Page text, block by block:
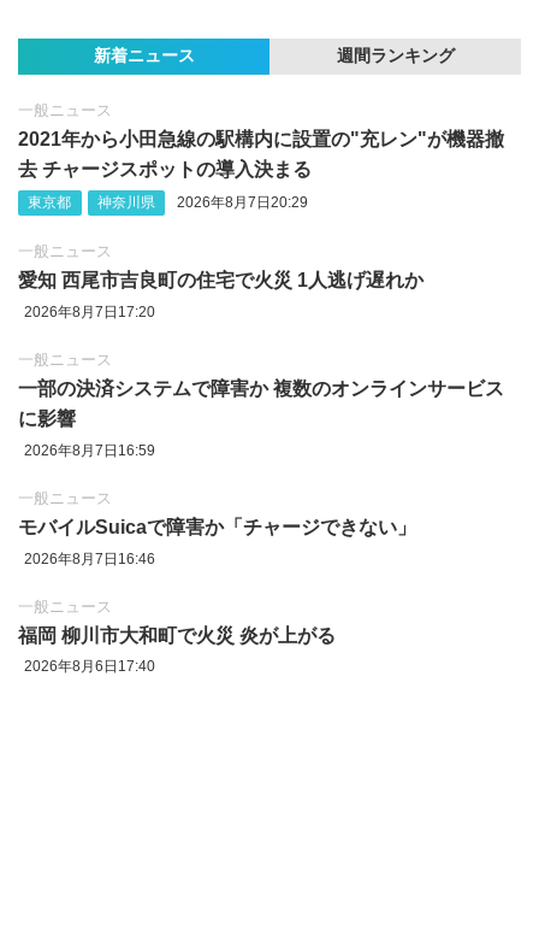
新着ニュース 週間ランキング
一般ニュース
2021年から小田急線の駅構内に設置の"充レン"が機器撤
去 チャージスポットの導入決まる
東京都 神奈川県 2026年8月7日20:29
一般ニュース
愛知 西尾市吉良町の住宅で火災 1人逃げ遅れか
2026年8月7日17:20
一般ニュース
一部の決済システムで障害か 複数のオンラインサービス
に影響
2026年8月7日16:59
一般ニュース
モバイルSuicaで障害か「チャージできない」
2026年8月7日16:46
一般ニュース
福岡 柳川市大和町で火災 炎が上がる
2026年8月6日17:40